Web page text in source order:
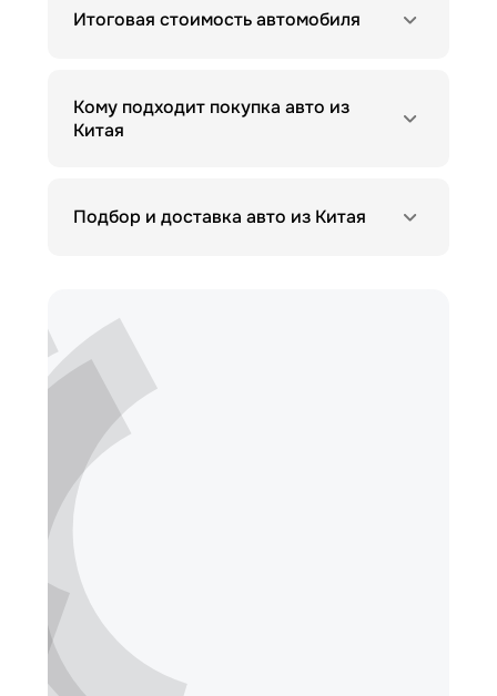
Итоговая стоимость автомобиля
Кому подходит покупка авто из
Китая
Подбор и доставка авто из Китая